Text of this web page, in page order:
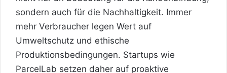
sondern auch für die Nachhaltigkeit. Immer
mehr Verbraucher legen Wert auf
Umweltschutz und ethische
Produktionsbedingungen. Startups wie
ParcelLab setzen daher auf proaktive